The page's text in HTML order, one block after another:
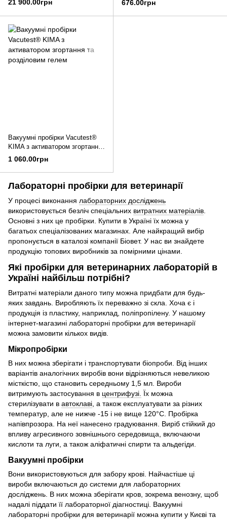
21 900.00грн 676.00грн
Вакуумні пробірки Vacutest®
KIMA з активатором згортання
та розділовим гелем
1 060.00грн
Лабораторні пробірки для ветеринарії
У процесі виконання лабораторних досліджень
використовується безліч спеціальних витратних матеріалів.
Основні з них це пробірки. Купити в Україні їх можна у
багатьох спеціалізованих магазинах. Але найкращий вибір
пропонується в каталозі компанії Біовет. У нас ви знайдете
продукцію топових виробників за помірними цінами.
Які пробірки для ветеринарних лабораторій в
Україні найбільш потрібні?
Витратні матеріали даного типу можна придбати для будь-
яких завдань. Виробляють їх переважно зі скла. Хоча є і
продукція із пластику, наприклад, поліпропілену. У нашому
інтернет-магазині лабораторні пробірки для ветеринарії
можна замовити кількох видів.
Мікропробірки
В них можна зберігати і транспортувати біопроби. Від інших
варіантів аналогічних виробів вони відрізняються невеликою
місткістю, що становить середньому 1,5 мл. Вироби
витримують застосування в центрифузі. Їх можна
стерилізувати в автоклаві , а також експлуатувати за різних
температур, але не нижче -15 і не вище 120°C. Пробірка
напівпрозора. На неї нанесено градуювання. Виріб стійкий до
впливу агресивного зовнішнього середовища, включаючи
кислоти та луги, а також аліфатичні спирти та альдегіди.
Вакуумні пробірки
Вони використовуються для забору крові. Найчастіше ці
вироби включаються до системи для лабораторних
досліджень. В них можна зберігати кров, зокрема венозну, щоб
надалі піддати її лабораторної діагностиці. Вакуумні
лабораторні пробірки для ветеринарії можна купити у Києві та